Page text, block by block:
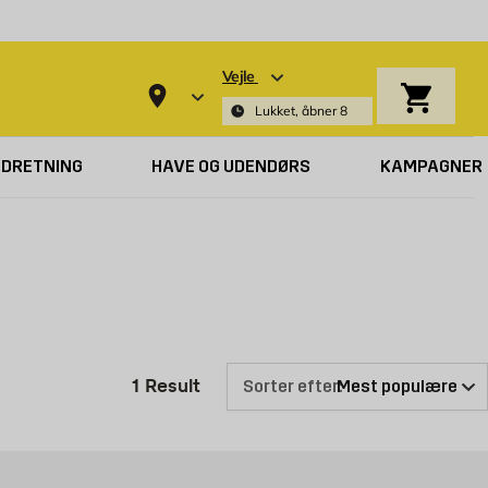
Vejle
Lukket, åbner 8
HAVE OG UDENDØRS KAMPAGNER
1 ResultProduktliste er opdateret: 1
Sorter efter: